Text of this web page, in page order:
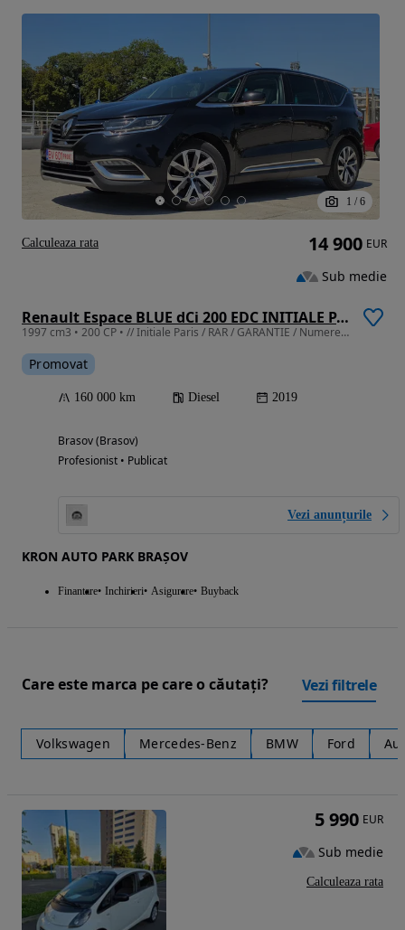
1 / 6
Renault Espace BLUE dCi 200 EDC INITIALE PARIS
1997 cm3 • 200 CP • // Initiale Paris / RAR / GARANTIE / Numere provizorii /
Promovat
160 000 km Diesel 2019
Brasov (Brasov)
Profesionist • Publicat
Vezi anunțurile
KRON AUTO PARK BRAȘOV
Finantare Inchirieri Asigurare Buyback
14 900 EUR
Sub medie
Calculeaza rata
Care este marca pe care o căutați? Vezi filtrele
Volkswagen Mercedes-Benz BMW Ford
5 990 EUR
Sub medie
Calculeaza rata